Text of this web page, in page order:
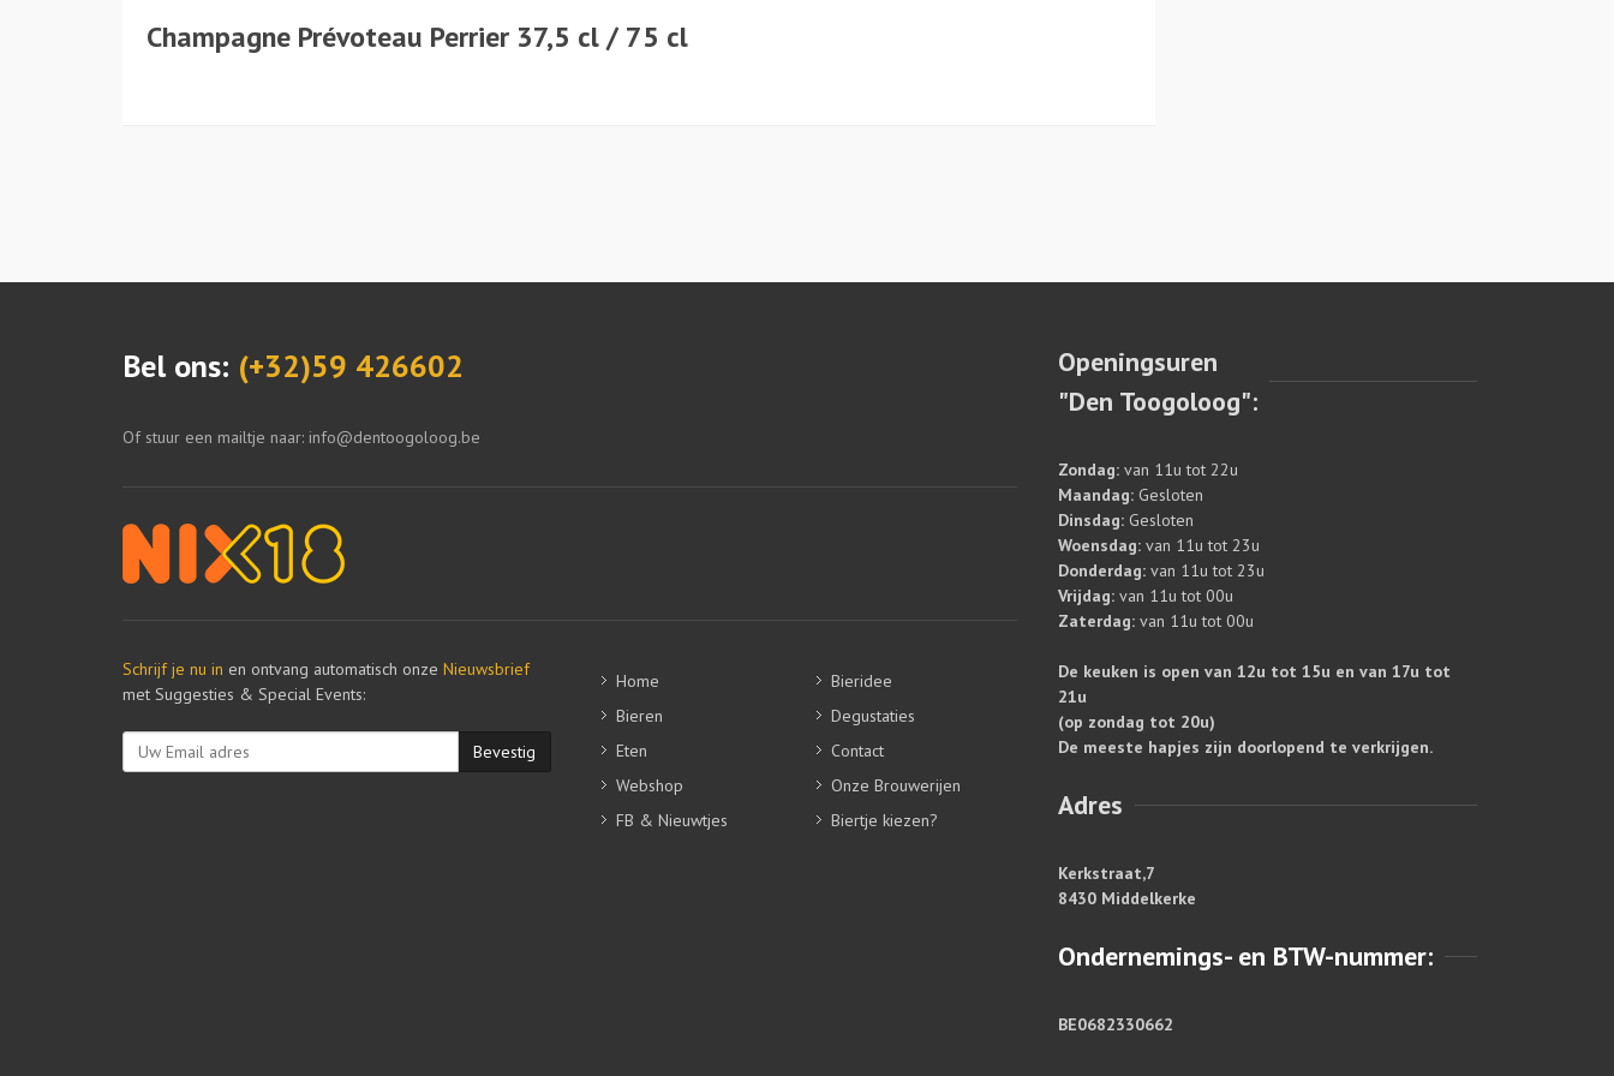
Champagne Prévoteau Perrier 37,5 cl / 75 cl
Bel ons: (+32)59 426602
Of stuur een mailtje naar: info@dentoogoloog.be
Schrijf je nu in en ontvang automatisch onze Nieuwsbrief
met Suggesties & Special Events:
Bevestig
Home
Bieren
Eten
Webshop
FB & Nieuwtjes
Bieridee
Degustaties
Contact
Onze Brouwerijen
Biertje kiezen?
Openingsuren
"Den Toogoloog":
Zondag:van 11u tot 22u
Maandag:Gesloten
Dinsdag:Gesloten
Woensdag:van 11u tot 23u
Donderdag:van 11u tot 23u
Vrijdag:van 11u tot 00u
Zaterdag:van 11u tot 00u
De keuken is open van 12u tot 15u en van 17u tot
21u
(op zondag tot 20u)
De meeste hapjes zijn doorlopend te verkrijgen.
Adres
Kerkstraat,7
8430 Middelkerke
Ondernemings- en BTW-nummer:
BE0682330662